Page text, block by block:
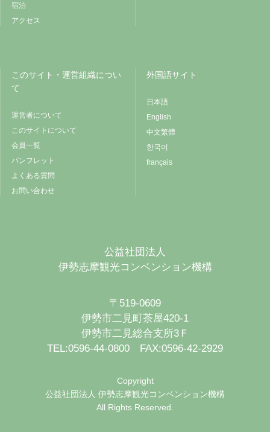
宿泊
アクセス
このサイト・運営組織につい
て
運営者について
このサイトについて
会員一覧
パンフレット
よくある質問
お問い合わせ
外国語サイト
日本語
English
中文繁體
한국어
français
公益社団法人
伊勢志摩観光コンベンション機構
〒519-0609
伊勢市二見町茶屋420-1
伊勢市二見総合支所3Ｆ
TEL:0596-44-0800 FAX:0596-42-2929
Copyright
公益社団法人 伊勢志摩観光コンベンション機構
All Rights Reserved.